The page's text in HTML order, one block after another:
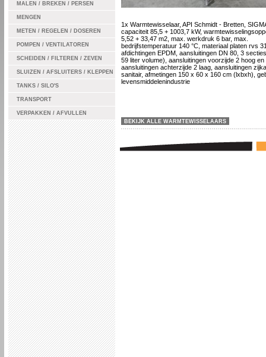
MALEN / BREKEN / PERSEN
MENGEN
METEN / REGELEN / DOSEREN
POMPEN / VENTILATOREN
SCHEIDEN / FILTEREN / ZEVEN
SLUIZEN / AFSLUITERS / KLEPPEN
TANKS / SILO'S
TRANSPORT
VERPAKKEN / AFVULLEN
1x Warmtewisselaar, API Schmidt - Bretten,
capaciteit 85,5 + 1003,7 kW,
5,52 + 33,47 m2, max. werkdruk 6 bar, max.
bedrijfstemperatuur 140 °C, materiaal platen rvs
afdichtingen EPDM, aansluitingen DN 80, 3
59 liter volume), aansluitingen voorzijde 2 hoog en
aansluitingen achterzijde 2 laag, aansluitingen
sanitair, afmetingen 150 x 60 x 160 cm (lxbxh),
levensmiddelenindustrie
BEKIJK ALLE WARMTEWISSELAARS